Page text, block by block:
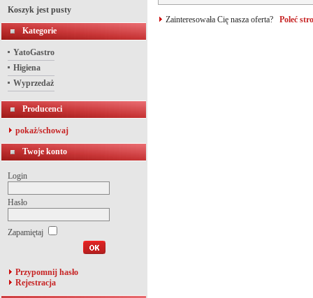
Koszyk jest pusty
Kategorie
YatoGastro
Higiena
Wyprzedaż
Producenci
pokaż/schowaj
Twoje konto
Login
Hasło
Zapamiętaj
Przypomnij hasło
Rejestracja
Zainteresowała Cię nasza oferta? Poleć